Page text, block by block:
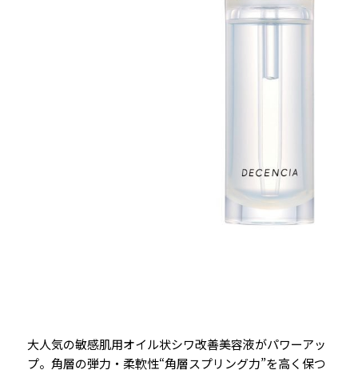
大人気の敏感肌用オイル状シワ改善美容液がパワーアッ
プ。角層の弾力・柔軟性“角層スプリング力”を高く保つ